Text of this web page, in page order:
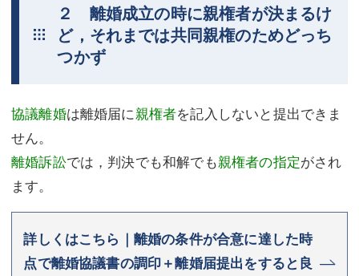
２ 離婚成立の時に親権者が決まるけ
ど，それまでは共同親権のためどっち
つかず
協議離婚は離婚届に親権者を記入しないと提出できま
せん。
離婚訴訟では，判決でも和解でも親権者の指定がされ
ます。
詳しくはこちら｜離婚の条件が合意に達した時
点で離婚協議書の調印＋離婚届提出をすると良